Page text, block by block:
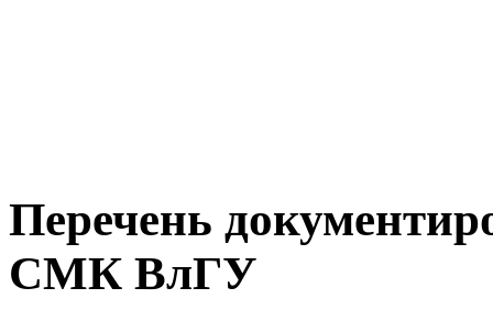
Перечень
СМК ВлГУ